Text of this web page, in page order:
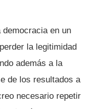
en un
la legitimidad
además a la
de los resultados a
necesario repetir